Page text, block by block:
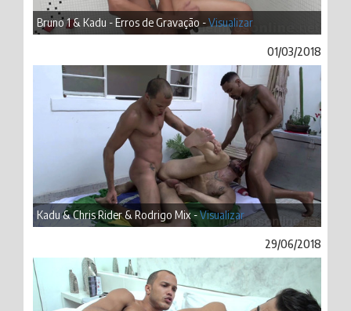
Bruno 1 & Kadu - Erros de Gravação -Visualizar
01/03/2018
Kadu & Chris Rider & Rodrigo Mix -Visualizar
29/06/2018